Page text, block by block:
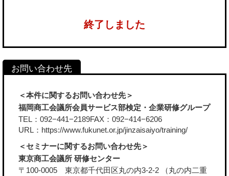
終了しました
＜本件に関するお問い合わせ先＞
福岡商工会議所会員サービス部検定・企業研修グループ
TEL：092−441−2189FAX：092−414−6206
URL： https://www.fukunet.or.jp/jinzaisaiyo/training/
＜セミナーに関するお問い合わせ先＞
東京商工会議所 研修センター
〒100-0005 東京都千代田区丸の内3-2-2 （丸の内二重